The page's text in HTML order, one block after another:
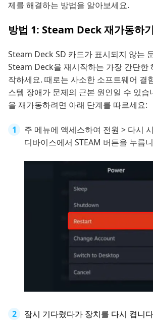
제를 해결하는 방법을 알아보세요.
방법 1: Steam Deck 재가동하기
Steam Deck SD 카드가 표시되지 않는
Steam Deck을 재시작하는 가장 간단한
작하세요. 때로는 사소한 소프트웨어 결
스템 장애가 문제의 근본 원인일 수 있
을 재가동하려면 아래 단계를 따르세요:
주 메뉴에 액세스하여 전원 > 다시
디바이스에서 STEAM 버튼을 누릅
잠시 기다렸다가 장치를 다시 켭니